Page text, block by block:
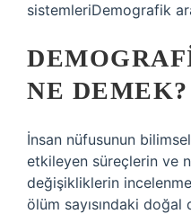
sistemleriDemografik
NE DEMEK?
İnsan nüfusunun
etkileyen süreçlerin ve
değişikliklerin
ölüm sayısındaki